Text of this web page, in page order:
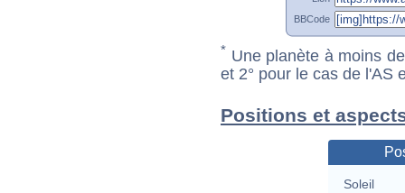
BBCode
* Une planète à moins
et 2° pour le cas de l'AS
Positions et
Soleil